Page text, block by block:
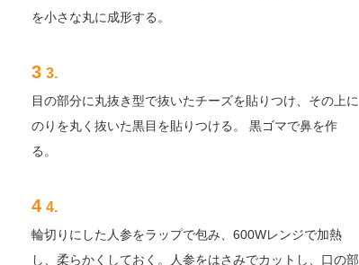
を小さな丸に成形する。
3 3.
目の部分に丸抜き型で抜いたチーズを貼りつけ、その上に
のりを丸く抜いた黒目を貼りつける。 黒ゴマで鼻を作
る。
4 4.
輪切りにした人参をラップで包み、600Wレンジで加熱
し、柔らかくしておく。人参をはさみでカットし、口の部